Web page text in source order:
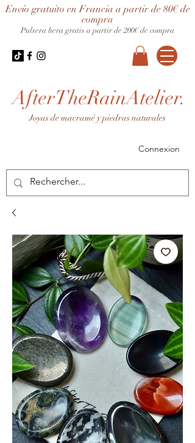
AfterTheRainAtelier.
Joyas de macramé y piedras naturales
Connexion
Envío gratuito en Francia a partir de 80€ de
compra
Pulsera hera gratis a partir de 200€ de compra